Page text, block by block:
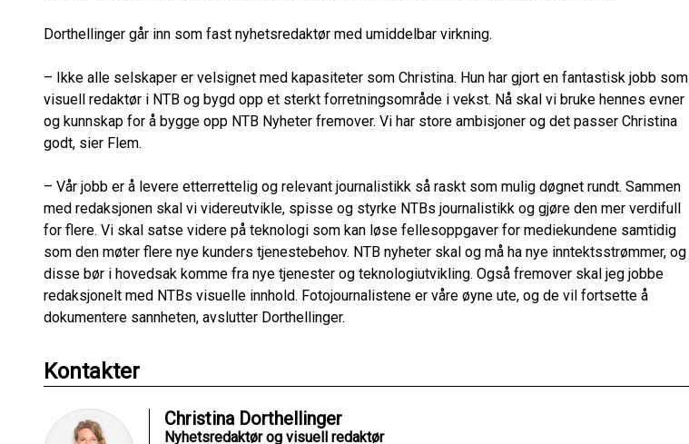
Dorthellinger går inn som fast nyhetsredaktør med umiddelbar virkning.
– Ikke alle selskaper er velsignet med kapasiteter som Christina. Hun har gjort en fantastisk jobb som
visuell redaktør i NTB og bygd opp et sterkt forretningsområde i vekst. Nå skal vi bruke hennes evner
og kunnskap for å bygge opp NTB Nyheter fremover. Vi har store ambisjoner og det passer Christina
godt, sier Flem.
– Vår jobb er å levere etterrettelig og relevant journalistikk så raskt som mulig døgnet rundt. Sammen
med redaksjonen skal vi videreutvikle, spisse og styrke NTBs journalistikk og gjøre den mer verdifull
for flere. Vi skal satse videre på teknologi som kan løse fellesoppgaver for mediekundene samtidig
som den møter flere nye kunders tjenestebehov. NTB nyheter skal og må ha nye inntektsstrømmer, og
disse bør i hovedsak komme fra nye tjenester og teknologiutvikling. Også fremover skal jeg jobbe
redaksjonelt med NTBs visuelle innhold. Fotojournalistene er våre øyne ute, og de vil fortsette å
dokumentere sannheten, avslutter Dorthellinger.
Kontakter
Christina Dorthellinger
Nyhetsredaktør og visuell redaktør